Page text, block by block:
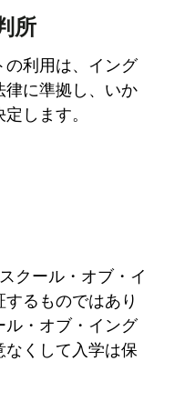
所
利用は、イング
に準拠し、いか
します。
クール・オブ・イ
るものではあり
ル・オブ・イング
なくして入学は保